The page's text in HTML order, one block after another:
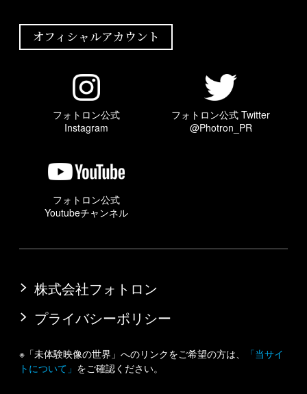
オフィシャルアカウント
フォトロン公式
Instagram
フォトロン公式 Twitter
@Photron_PR
フォトロン公式
Youtubeチャンネル
株式会社フォトロン
プライバシーポリシー
※「未体験映像の世界」へのリンクをご希望の方は、
「当サイ
トについて」 をご確認ください。